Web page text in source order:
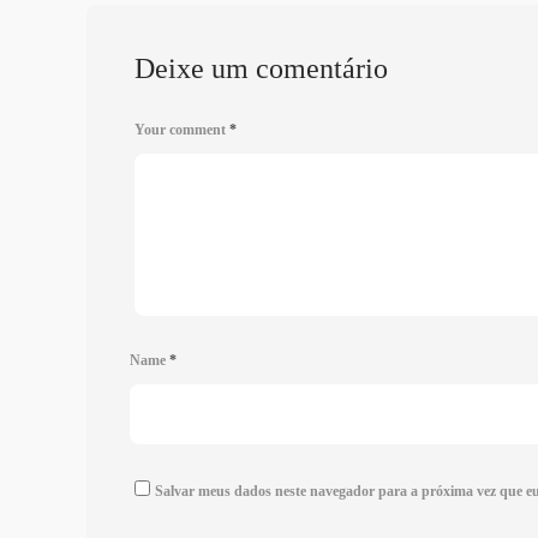
Deixe um comentário
Your comment *
Name *
Salvar meus dados neste navegador para a próxima vez que